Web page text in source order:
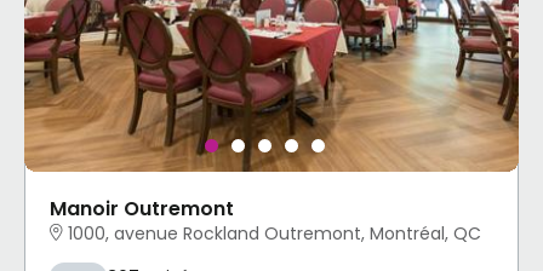
Manoir Outremont
1000, avenue Rockland Outremont, Montréal, QC